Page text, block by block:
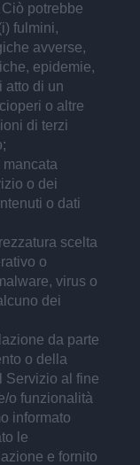
potrebbe
fulmini,
avverse,
epidemie,
atto di un
o altre
di terzi
o dei
o dati
scelta
o
virus o
dei
da parte
o della
Servizio al fine
o funzionalità
informato
le
e fornito